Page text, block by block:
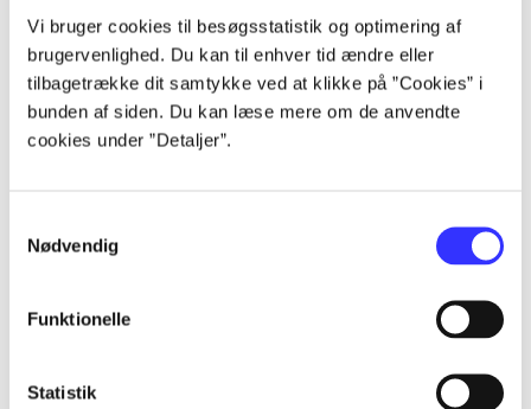
Vi bruger cookies til besøgsstatistik og optimering af
brugervenlighed. Du kan til enhver tid ændre eller
tilbagetrække dit samtykke ved at klikke på ”Cookies” i
bunden af siden. Du kan læse mere om de anvendte
cookies under ”Detaljer”.
Nødvendig
Funktionelle
Statistik
...
...
...
...